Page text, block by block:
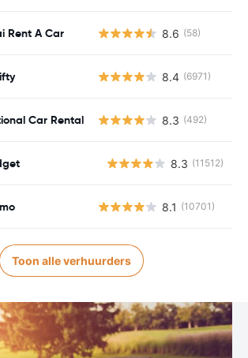
Rent A Car 8.6 (58)
8.4 (6971)
Car Rental 8.3 (492)
8.3 (11512)
8.1 (10701)
Toon alle verhuurders